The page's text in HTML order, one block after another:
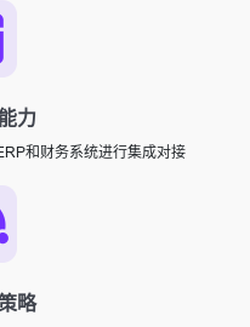
力
和财务系统进行集成对接
略